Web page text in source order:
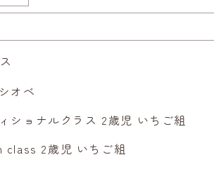
オベ
ショナルクラス 2歳児 いちご組
class 2歳児 いちご組